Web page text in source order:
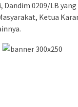
Dandim 0209/LB
Ketua